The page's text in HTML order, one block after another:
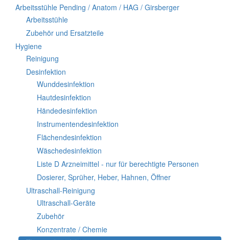
Arbeitsstühle Pending / Anatom / HAG / Girsberger
Arbeitsstühle
Zubehör und Ersatzteile
Hygiene
Reinigung
Desinfektion
Wunddesinfektion
Hautdesinfektion
Händedesinfektion
Instrumentendesinfektion
Flächendesinfektion
Wäschedesinfektion
Liste D Arzneimittel - nur für berechtigte Personen
Dosierer, Sprüher, Heber, Hahnen, Öffner
Ultraschall-Reinigung
Ultraschall-Geräte
Zubehör
Konzentrate / Chemie